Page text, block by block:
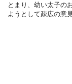
とまり、幼い太子の
ようとして疎広の意